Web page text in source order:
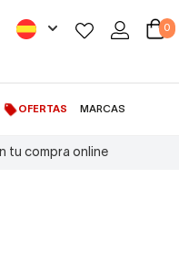
0
OFERTAS MARCAS
tu compra online